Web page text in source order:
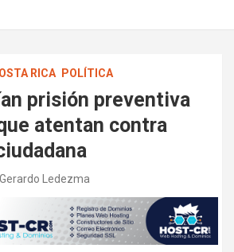
RICA POLÍTICA
prisión preventiva
atentan contra
Gerardo Ledezma